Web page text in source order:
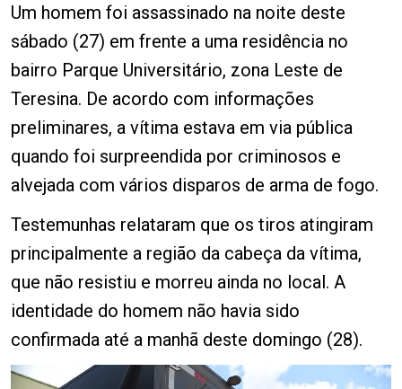
Um homem foi assassinado na noite deste
sábado (27) em frente a uma residência no
bairro Parque Universitário, zona Leste de
Teresina. De acordo com informações
preliminares, a vítima estava em via pública
quando foi surpreendida por criminosos e
alvejada com vários disparos de arma de fogo.
Testemunhas relataram que os tiros atingiram
principalmente a região da cabeça da vítima,
que não resistiu e morreu ainda no local. A
identidade do homem não havia sido
confirmada até a manhã deste domingo (28).